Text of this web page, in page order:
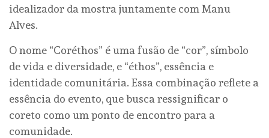
idealizador da mostra juntamente com Manu
Alves.
O nome “Coréthos” é uma fusão de “cor”, símbolo
de vida e diversidade, e “éthos”, essência e
identidade comunitária. Essa combinação reflete a
essência do evento, que busca ressignificar o
coreto como um ponto de encontro para a
comunidade.